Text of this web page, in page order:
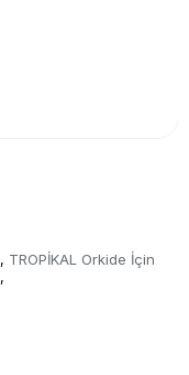
, TROPİKAL Orkide İçin
,